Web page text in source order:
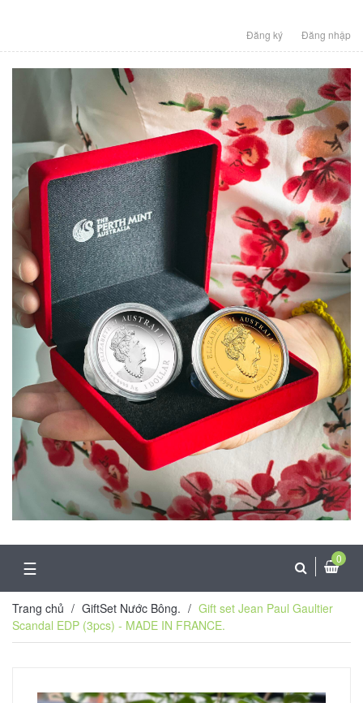
Đăng ký Đăng nhập
☰ 0
Trang chủ / GiftSet Nước Bông. / Gift set Jean Paul Gaultier
Scandal EDP (3pcs) - MADE IN FRANCE.